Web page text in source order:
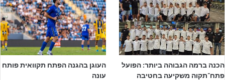
לחתום בהפועל פתח תקווה, רוצה להודות להוריי היקרים שבזכותם הכל
קרה. יש לי הרבה מטרות להשיג השנה בעזרת השם ואני מאוד שמח
ונרגש להגיע למועדון גדול עם מורשת מרובת שנים ולהיכלל בו כחלק
מסגל הקבוצה הבוגרת בליגת העל"
הכנה ברמה הגבוהה ביותר: הפועל
פתח־תקוה משקיעה בחטיבה
העוגן בהגנה הפתח תקוואית פותח
עונה